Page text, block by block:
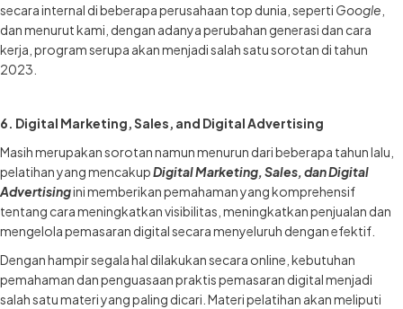
secara internal di beberapa perusahaan top dunia, seperti Google
dan menurut kami, dengan adanya perubahan generasi dan cara
kerja, program serupa akan menjadi salah satu sorotan di tahun
2023.
6. Digital Marketing, Sales, and Digital Advertising
Masih merupakan sorotan namun menurun dari beberapa tahun lalu,
pelatihan yang mencakupDigital Marketing, Sales, dan Digital
Advertisingini memberikan pemahaman yang komprehensif
tentang cara meningkatkan visibilitas, meningkatkan penjualan dan
mengelola pemasaran digital secara menyeluruh dengan efektif.
Dengan hampir segala hal dilakukan secara online, kebutuhan
pemahaman dan penguasaan praktis pemasaran digital menjadi
salah satu materi yang paling dicari. Materi pelatihan akan meliputi